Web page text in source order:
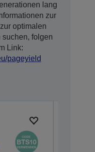
lang
zur
optimalen
suchen, folgen
Link:
pageyield